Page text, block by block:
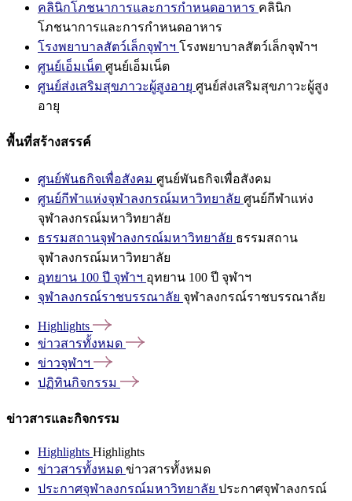
คลินิกโภชนาการและการกำหนดอาหาร คลินิก
โภชนาการและการกำหนดอาหาร
โรงพยาบาลสัตว์เล็กจุฬาฯ โรงพยาบาลสัตว์เล็กจุฬาฯ
ศูนย์เอ็มเน็ต ศูนย์เอ็มเน็ต
ศูนย์ส่งเสริมสุขภาวะผู้สูงอายุ ศูนย์ส่งเสริมสุขภาวะผู้สูง
อายุ
พื้นที่สร้างสรรค์
ศูนย์พันธกิจเพื่อสังคม ศูนย์พันธกิจเพื่อสังคม
ศูนย์กีฬาแห่งจุฬาลงกรณ์มหาวิทยาลัย ศูนย์กีฬาแห่ง
จุฬาลงกรณ์มหาวิทยาลัย
ธรรมสถานจุฬาลงกรณ์มหาวิทยาลัย ธรรมสถาน
จุฬาลงกรณ์มหาวิทยาลัย
อุทยาน 100 ปี จุฬาฯ อุทยาน 100 ปี จุฬาฯ
จุฬาลงกรณ์ราชบรรณาลัย จุฬาลงกรณ์ราชบรรณาลัย
Highlights
ข่าวสารทั้งหมด
ข่าวจุฬาฯ
ปฏิทินกิจกรรม
ข่าวสารและกิจกรรม
Highlights Highlights
ข่าวสารทั้งหมด ข่าวสารทั้งหมด
ประกาศจุฬาลงกรณ์มหาวิทยาลัย ประกาศจุฬาลงกรณ์